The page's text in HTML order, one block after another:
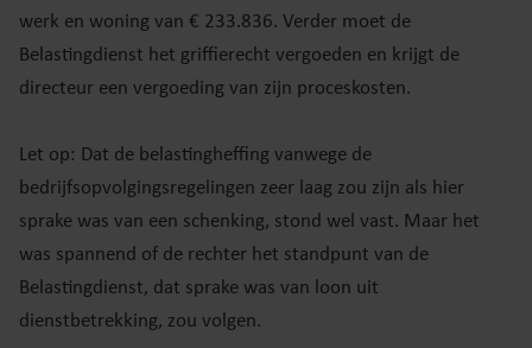
werk en woning van € 233.836. Verder moet de
Belastingdienst het griffierecht vergoeden en krijgt de
directeur een vergoeding van zijn proceskosten.
Let op: Dat de belastingheffing vanwege de
bedrijfsopvolgingsregelingen zeer laag zou zijn als hier
sprake was van een schenking, stond wel vast. Maar het
was spannend of de rechter het standpunt van de
Belastingdienst, dat sprake was van loon uit
dienstbetrekking, zou volgen.